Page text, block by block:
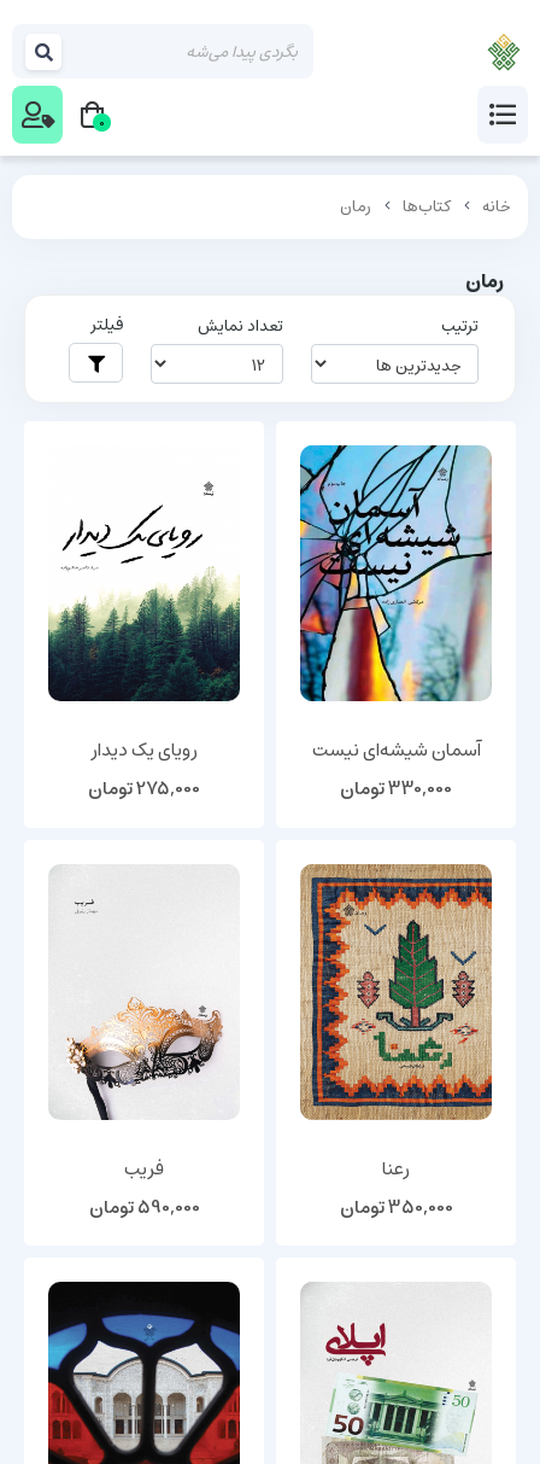
خانه کتاب‌ها رمان
رمان
ترتیب تعداد نمایش فیلتر
آسمان شیشه‌ای نیست
330,000تومان
رویای یک دیدار
275,000تومان
رعنا
350,000تومان
فریب
590,000تومان
0